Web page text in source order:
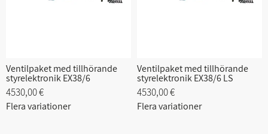
Ventilpaket med tillhörande
styrelektronik EX38/6
4530,00 €
Flera variationer
Ventilpaket med tillhörande
styrelektronik EX38/6 LS
4530,00 €
Flera variationer